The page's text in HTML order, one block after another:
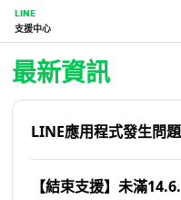
LINE
支援中心
首頁 | LINE支援中心
最新資訊
LINE應用程式發生問
【結束支援】未滿